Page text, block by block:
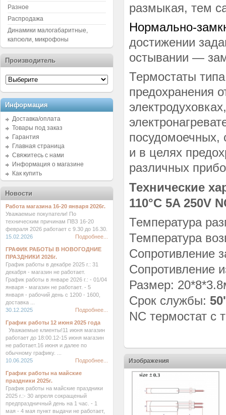
размыкая, тем
Нормально-
достижении
остывании —
Термостаты
предохранения
посудомоечных,
и в целях
различных
Технические
110°C 5A 250V
Температура
Температура
Сопротивление
Сопротивление
Размер:
Срок службы:
NC термостат с
Изображения
Разное
Распродажа
Динамики малогабаритные,
капсюли, микрофоны
Производитель
Информация
Доставка/оплата
Товары под заказ
Гарантия
Главная страница
Свяжитесь с нами
Информация о магазине
Как купить
Новости
Работа магазина 16-20 января 2026г.
Уважаемые покупатели! По
техническим причинам ПВЗ 16-20
февраля 2026 работает с 9.30 до 16.30.
15.02.2026
Подробнее...
ГРАФИК РАБОТЫ В НОВОГОДНИЕ
ПРАЗДНИКИ 2026г.
График работы в декабре 2025 г.: 31
декабря - магазин не работает.
График работы в январе 2026 г.: - 01/04
января - магазин не работает. - 5
января - рабочий день с 1200 - 1600,
доставка ...
30.12.2025
Подробнее...
График работы 12 июня 2025 года
Уважаемые клиенты!11 июня магазин
работает до 18:00.12-15 июня магазин
не работает.16 июня и далее по
обычному графику. ...
10.06.2025
Подробнее...
График работы на майские
праздники 2025г.
График работы на майские праздники
2025 г.:- 30 апреля сокращеный
предпраздничный день на 1 час. - 1
мая - 4 мая пункт выдачи не работает,